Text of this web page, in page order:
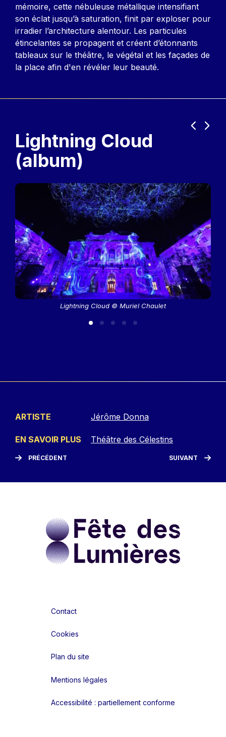
mémoire, cette nébuleuse métallique intensifiant
son éclat jusqu’à saturation, finit par exploser pour
irradier l’architecture alentour. Les particules
étincelantes se propagent et créent d’étonnants
tableaux sur le théâtre, le végétal et les façades de
la place afin d'en révéler leur beauté.
Lightning Cloud
(album)
Lightning Cloud © Muriel Chaulet
ARTISTE Jérôme Donna
EN SAVOIR PLUS Théâtre des Célestins
PRÉCÉDENT SUIVANT
Contact
Cookies
Plan du site
Mentions légales
Accessibilité : partiellement conforme